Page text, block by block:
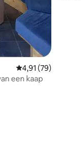
Gemiddelde
4,91 (79)
een kaap